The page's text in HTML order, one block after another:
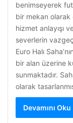
benimseyerek
bir mekan olarak
hizmet anlayışı
severlerin
Euro Halı
bir alan üzerine
sunmaktadır.
olarak
Devamını Oku